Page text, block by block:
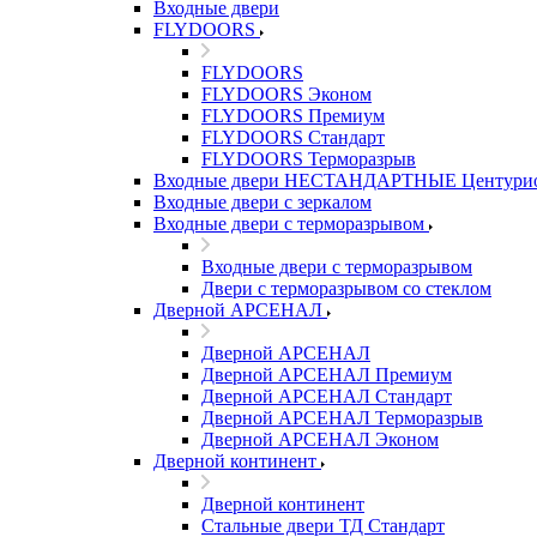
Входные двери
FLYDOORS
FLYDOORS
FLYDOORS Эконом
FLYDOORS Премиум
FLYDOORS Стандарт
FLYDOORS Терморазрыв
Входные двери НЕСТАНДАРТНЫЕ
Входные двери с зеркалом
Входные двери с терморазрывом
Входные двери с терморазрывом
Двери с терморазрывом со стеклом
Дверной АРСЕНАЛ
Дверной АРСЕНАЛ
Дверной АРСЕНАЛ Премиум
Дверной АРСЕНАЛ Стандарт
Дверной АРСЕНАЛ Терморазрыв
Дверной АРСЕНАЛ Эконом
Дверной континент
Дверной континент
Стальные двери ТД Стандарт